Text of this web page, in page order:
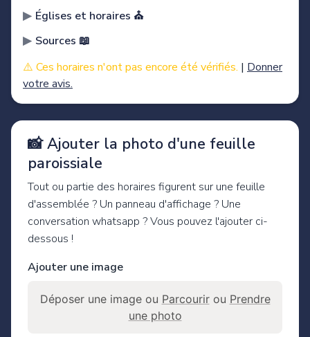
Églises et horaires ⛪️
Sources 📖
⚠️ Ces horaires n'ont pas encore été vérifiés. | Donner
votre avis.
📸 Ajouter la photo d'une feuille
paroissiale
Tout ou partie des horaires figurent sur une feuille
d'assemblée ? Un panneau d'affichage ? Une
conversation whatsapp ? Vous pouvez l'ajouter ci-
dessous !
Ajouter une image
Déposer une image ou Parcourirou Prendre
une photo